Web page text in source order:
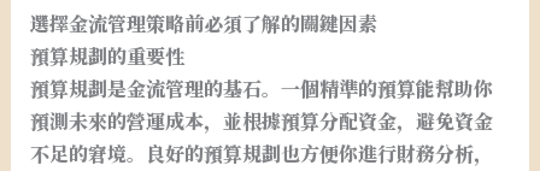
選擇金流管理策略前必須了解的關鍵因素
預算規劃的重要性
預算規劃是金流管理的基石。一個精準的預算能幫助你
預測未來的營運成本，並根據預算分配資金，避免資金
不足的窘境。良好的預算規劃也方便你進行財務分析，